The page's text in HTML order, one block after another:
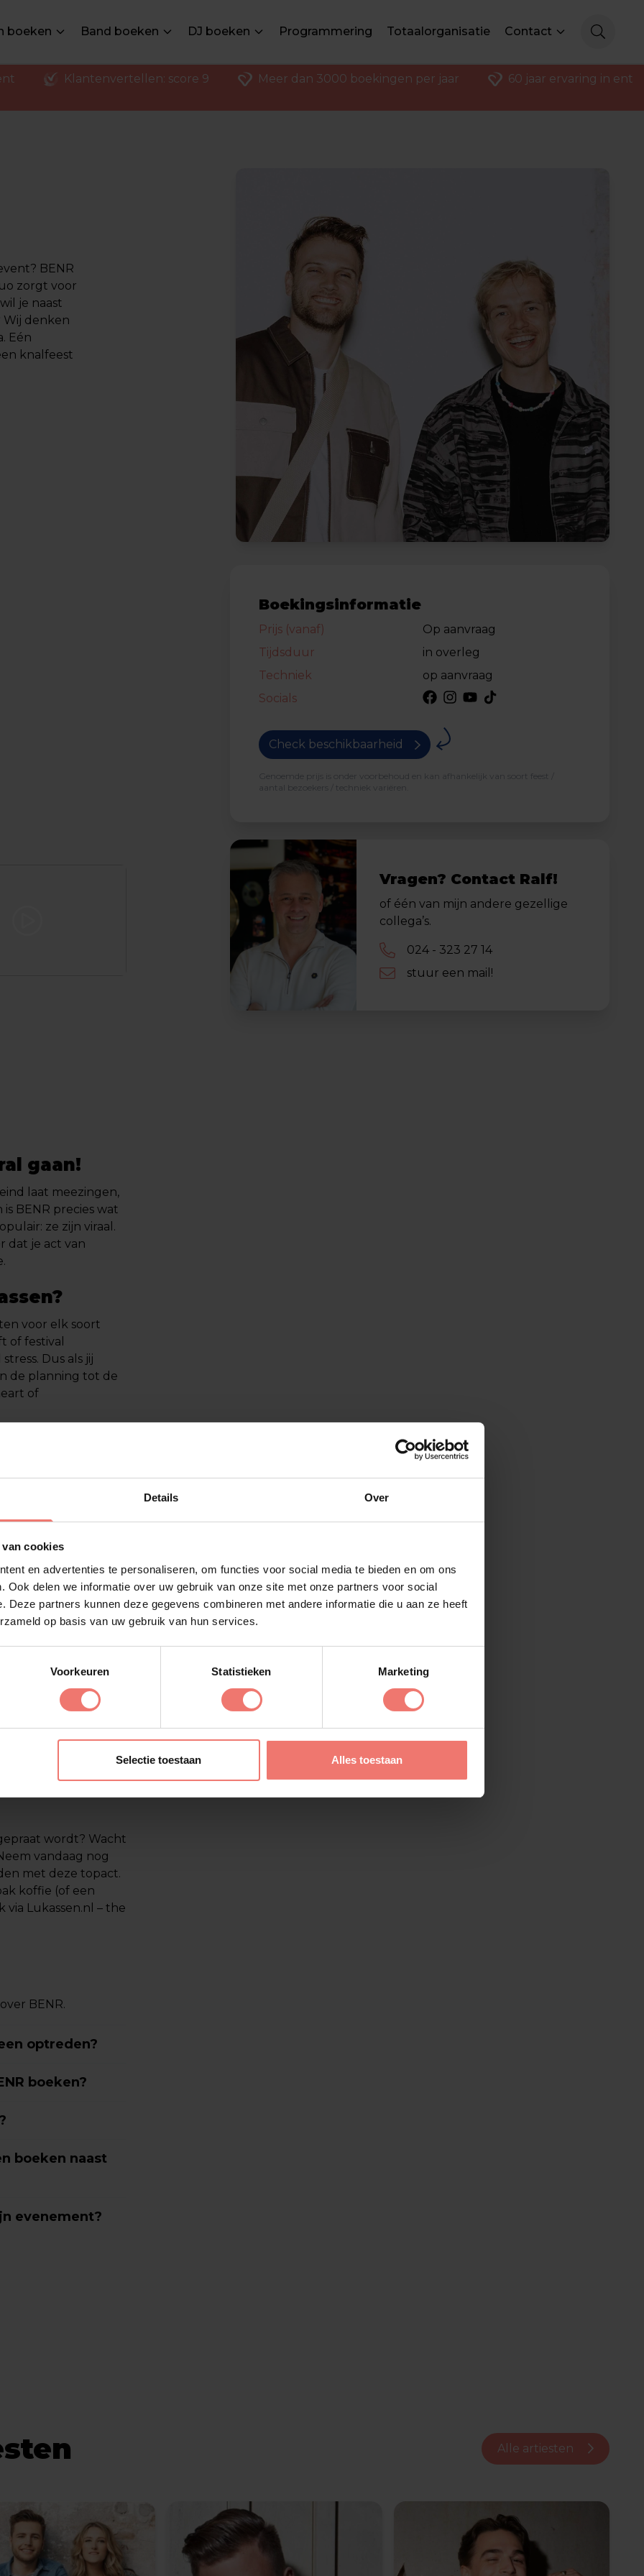
Details Over
cookies
en advertenties te personaliseren, om functies voor social media te bieden en om ons
Ook delen we informatie over uw gebruik van onze site met onze partners voor social
Deze partners kunnen deze gegevens combineren met andere informatie die u aan ze heeft
op basis van uw gebruik van hun services.
Voorkeuren Statistieken Marketing
Selectie toestaan Alles toestaan
boeken Band boeken DJ boeken Programmering Totaalorganisatie Contact
Klantenvertellen: score 9 Meer dan 3000 boekingen per jaar 60 jaar ervaring in
BENR
zorgt voor
je naast
Wij denken
Eén
knalfeest
gaan!
laat meezingen,
BENR precies wat
ze zijn viraal.
dat je act van
voor elk soort
of festival
Dus als jij
de planning tot de
of
live?
zaal meezingt.
Nederlandstalige
feelgood. Ideaal
wil krijgen.
BENR. Wat
en een camera,
Hun
remake van
zijn ze niet
social media zijn
Miss Montreal,
Dome en zongen
En nu kun jij ze
wordt? Wacht
vandaag nog
met deze topact.
koffie (of een
Lukassen.nl – the
BENR.
optreden?
boeken?
boeken naast
evenement?
Boekingsinformatie
Prijs (vanaf)
Op aanvraag
Tijdsduur
in overleg
Techniek
op aanvraag
Socials
Check beschikbaarheid
Genoemde prijs is onder voorbehoud en kan afhankelijk van soort feest /
aantal bezoekers / techniek variëren.
Vragen? Contact Ralf!
of één van mijn andere gezellige
collega’s.
024 - 323 27 14
stuur een mail!
Alle artiesten